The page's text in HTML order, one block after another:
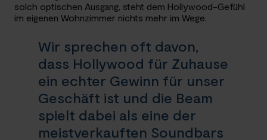
solch optischen Ausgang, steht dem Hollywood-Gefühl
im eigenen Wohnzimmer nichts mehr im Wege.
Wir sprechen oft davon,
dass Hollywood für Zuhause
ein echter Gewinn für unser
Geschäft ist und die Beam
spielt dabei als eine der
meistverkauften Soundbars